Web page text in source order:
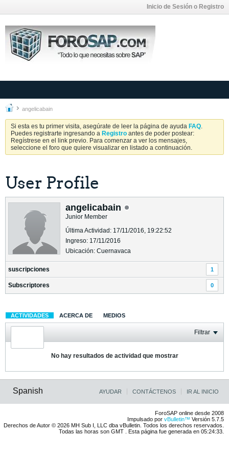
Inicio de Sesión o Registro
angelicabain
Si esta es tu primer visita, asegúrate de leer la página de ayuda FAQ.
Puedes registrarte ingresando a Registro antes de poder postear:
Regístrese en el link previo. Para comenzar a ver los mensajes,
seleccione el foro que quiere visualizar en listado a continuación.
User Profile
angelicabain
Junior Member
Última Actividad: 17/11/2016, 19:22:52
Ingreso: 17/11/2016
Ubicación: Cuernavaca
suscripciones 1
Subscriptores 0
ACTIVIDADES ACERCA DE MEDIOS
Filtrar
No hay resultados de actividad que mostrar
Spanish AYUDAR CONTÁCTENOS IR AL INICIO
ForoSAP online desde 2008
Impulsado por vBulletin™ Versión 5.7.5
Derechos de Autor © 2026 MH Sub I, LLC dba vBulletin. Todos los derechos reservados.
Todas las horas son GMT . Esta página fue generada en 05:24:33.